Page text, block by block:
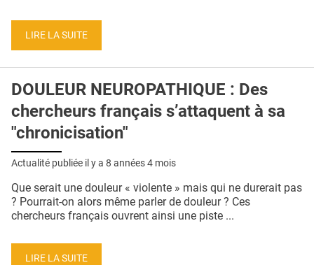
CONTACT
LIRE LA SUITE
DOULEUR NEUROPATHIQUE : Des
chercheurs français s’attaquent à sa
"chronicisation"
Actualité publiée il y a 8 années 4 mois
Que serait une douleur « violente » mais qui ne durerait pas
? Pourrait-on alors même parler de douleur ? Ces
chercheurs français ouvrent ainsi une piste ...
LIRE LA SUITE